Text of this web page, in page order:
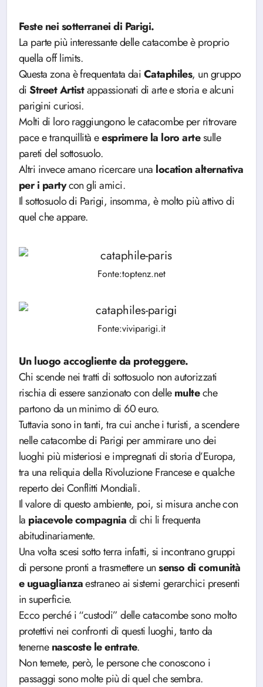
Feste nei sotterranei di Parigi.
La parte più interessante delle catacombe è proprio
quella off limits.
Questa zona è frequentata daiCataphiles, un gruppo
diStreet Artistappassionati di arte e storia e alcuni
parigini curiosi.
Molti di loro raggiungono le catacombe per ritrovare
pace e tranquillità eesprimere la loro artesulle
pareti del sottosuolo.
Altri invece amano ricercare una location alternativa
per i partycon gli amici.
Il sottosuolo di Parigi, insomma, è molto più attivo di
quel che appare.
Fonte:toptenz.net
Fonte:viviparigi.it
Un luogo accogliente da proteggere.
Chi scende nei tratti di sottosuolo non autorizzati
rischia di essere sanzionato con dellemulteche
partono da un minimo di 60 euro.
Tuttavia sono in tanti, tra cui anche i turisti, a scendere
nelle catacombe di Parigi per ammirare uno dei
luoghi più misteriosi e impregnati di storia d’Europa,
tra una reliquia della Rivoluzione Francese e qualche
reperto dei Conflitti Mondiali.
Il valore di questo ambiente, poi, si misura anche con
la piacevole compagniadi chi li frequenta
abitudinariamente.
Una volta scesi sotto terra infatti, si incontrano gruppi
di persone pronti a trasmettere unsenso di comunità
e uguaglianzaestraneo ai sistemi gerarchici presenti
in superficie.
Ecco perché i “custodi” delle catacombe sono molto
protettivi nei confronti di questi luoghi, tanto da
tenernenascoste le entrate.
Non temete, però, le persone che conoscono i
passaggi sono molte più di quel che sembra.